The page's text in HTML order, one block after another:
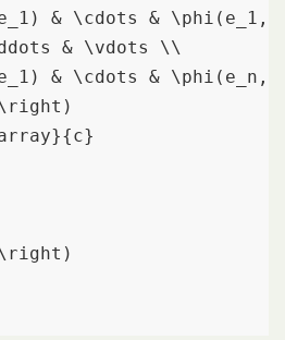
& \cdots & \phi(e_1,
& \vdots \\
& \cdots & \phi(e_n,